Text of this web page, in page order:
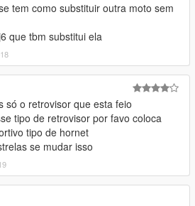
tem como substituir outra moto sem
que tbm substitui ela
só o retrovisor que esta feio
tipo de retrovisor por favo coloca
tipo de hornet
se mudar isso